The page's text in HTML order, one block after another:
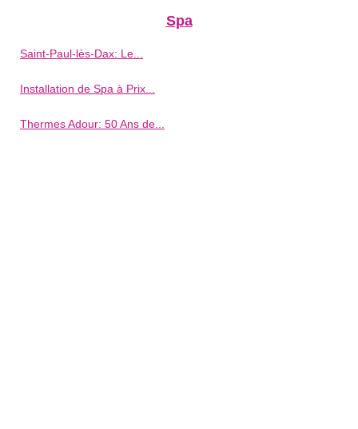
Spa
Saint-Paul-lès-Dax: Le...
Installation de Spa à Prix...
Thermes Adour: 50 Ans de...